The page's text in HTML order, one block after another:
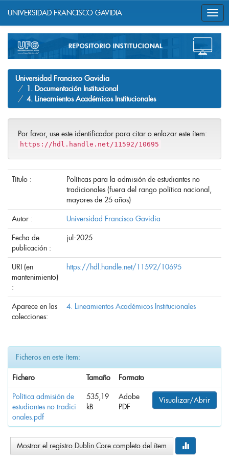
navigation
UNIVERSIDAD FRANCISCO GAVIDIA
Universidad Francisco Gavidia
1. Documentación Institucional
4. Lineamientos Académicos Institucionales
Por favor, use este identificador para citar o enlazar este ítem:
https://hdl.handle.net/11592/10695
Título :
Políticas para la admisión de estudiantes no
tradicionales (fuera del rango política nacional,
mayores de 25 años)
Autor : Universidad Francisco Gavidia
Fecha de
publicación :
jul-2025
URI (en
mantenimiento)
:
https://hdl.handle.net/11592/10695
Aparece en las
colecciones:
4. Lineamientos Académicos Institucionales
Ficheros en este ítem:
Fichero Tamaño Formato
Política admisión de
estudiantes no tradici
onales.pdf
535,19
kB
Adobe
PDF
Visualizar/Abrir
Mostrar el registro Dublin Core completo del ítem